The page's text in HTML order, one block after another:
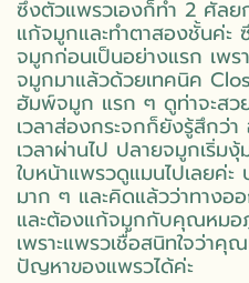
ซึ่งตัวแพรวเองก็ทำ 2 ศัล
แก้จมูกและทำตาสองชั้นค่ะ
จมูกก่อนเป็นอย่างแรก เพร
จมูกมาแล้วด้วยเทคนิค
ฮัมพ์จมูก แรก ๆ ดูท่าจะสว
เวลาส่องกระจกก็ยังรู้สึก
เวลาผ่านไป ปลายจมูกเริ่
ใบหน้าแพรวดูแมนไปเลยค่ะ
มาก ๆ และคิดแล้วว่าทาง
และต้องแก้จมูกกับคุณหมอ
เพราะแพรวเชื่อสนิทใจว่าคุ
ปัญหาของแพรวได้ค่ะ